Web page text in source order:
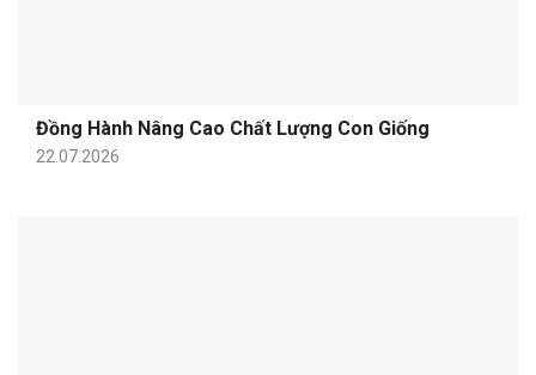
Đồng Hành Nâng Cao Chất Lượng Con Giống
22.07.2026